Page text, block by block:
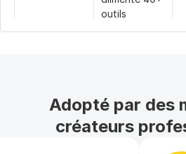
outils
parlants de 3
min
Adopté par des
créateurs